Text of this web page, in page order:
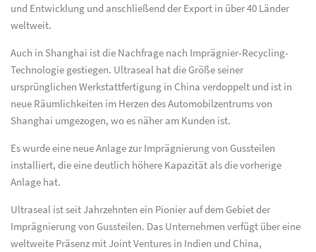
und Entwicklung und anschließend der Export in über 40 Länder
weltweit.
Auch in Shanghai ist die Nachfrage nach Imprägnier-Recycling-
Technologie gestiegen. Ultraseal hat die Größe seiner
ursprünglichen Werkstattfertigung in China verdoppelt und ist in
neue Räumlichkeiten im Herzen des Automobilzentrums von
Shanghai umgezogen, wo es näher am Kunden ist.
Es wurde eine neue Anlage zur Imprägnierung von Gussteilen
installiert, die eine deutlich höhere Kapazität als die vorherige
Anlage hat.
Ultraseal ist seit Jahrzehnten ein Pionier auf dem Gebiet der
Imprägnierung von Gussteilen. Das Unternehmen verfügt über eine
weltweite Präsenz mit Joint Ventures in Indien und China,